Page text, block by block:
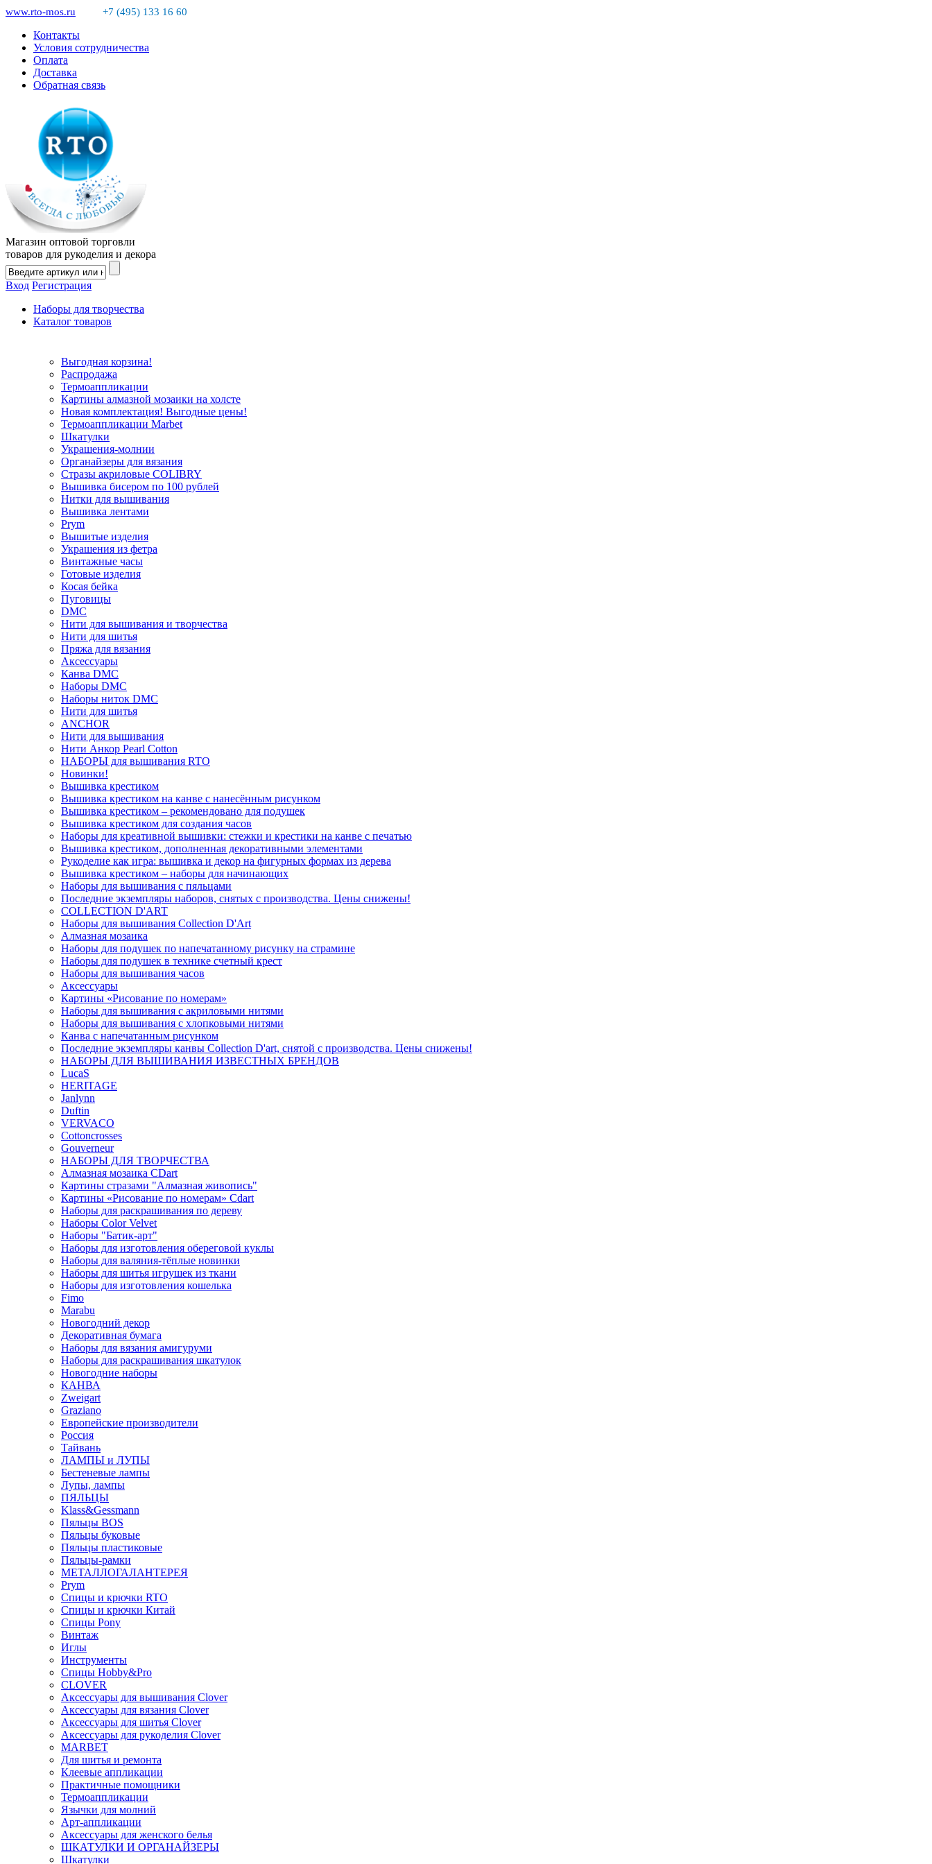
www.rto-mos.ru +7 (495) 133 16 60
Контакты
Условия сотрудничества
Оплата
Доставка
Обратная связь
Магазин оптовой торговли
товаров для рукоделия и декора
Вход Регистрация
Наборы для творчества
Каталог товаров
Выгодная корзина!
Распродажа
Термоаппликации
Картины алмазной мозаики на холсте
Новая комплектация! Выгодные цены!
Термоаппликации Marbet
Шкатулки
Украшения-молнии
Органайзеры для вязания
Стразы акриловые COLIBRY
Вышивка бисером по 100 рублей
Нитки для вышивания
Вышивка лентами
Prym
Вышитые изделия
Украшения из фетра
Винтажные часы
Готовые изделия
Косая бейка
Пуговицы
DMC
Нити для вышивания и творчества
Нити для шитья
Пряжа для вязания
Аксессуары
Канва DMC
Наборы DMC
Наборы ниток DMC
Нити для шитья
ANCHOR
Нити для вышивания
Нити Анкор Pearl Cotton
НАБОРЫ для вышивания RTO
Новинки!
Вышивка крестиком
Вышивка крестиком на канве с нанесённым рисунком
Вышивка крестиком – рекомендовано для подушек
Вышивка крестиком для создания часов
Наборы для креативной вышивки: стежки и крестики на канве с печатью
Вышивка крестиком, дополненная декоративными элементами
Рукоделие как игра: вышивка и декор на фигурных формах из дерева
Вышивка крестиком – наборы для начинающих
Наборы для вышивания с пяльцами
Последние экземпляры наборов, снятых с производства. Цены снижены!
COLLECTION D'ART
Наборы для вышивания Collection D'Art
Алмазная мозаика
Наборы для подушек по напечатанному рисунку на страмине
Наборы для подушек в технике счетный крест
Наборы для вышивания часов
Аксессуары
Картины «Рисование по номерам»
Наборы для вышивания с акриловыми нитями
Наборы для вышивания с хлопковыми нитями
Канва с напечатанным рисунком
Последние экземпляры канвы Collection D'art, снятой с производства. Цены снижены!
НАБОРЫ ДЛЯ ВЫШИВАНИЯ ИЗВЕСТНЫХ БРЕНДОВ
LucaS
HERITAGE
Janlynn
Duftin
VERVACO
Cottoncrosses
Gouverneur
НАБОРЫ ДЛЯ ТВОРЧЕСТВА
Алмазная мозаика CDart
Картины стразами "Алмазная живопись"
Картины «Рисование по номерам» Сdart
Наборы для раскрашивания по дереву
Наборы Сolor Velvet
Наборы "Батик-арт"
Наборы для изготовления обереговой куклы
Наборы для валяния-тёплые новинки
Наборы для шитья игрушек из ткани
Наборы для изготовления кошелька
Fimo
Marabu
Новогодний декор
Декоративная бумага
Наборы для вязания амигуруми
Наборы для раскрашивания шкатулок
Новогодние наборы
КАНВА
Zweigart
Graziano
Европейские производители
Россия
Тайвань
ЛАМПЫ и ЛУПЫ
Бестеневые лампы
Лупы, лампы
ПЯЛЬЦЫ
Klass&Gessmann
Пяльцы BOS
Пяльцы буковые
Пяльцы пластиковые
Пяльцы-рамки
МЕТАЛЛОГАЛАНТЕРЕЯ
Prym
Спицы и крючки RTO
Спицы и крючки Китай
Спицы Pony
Винтаж
Иглы
Инструменты
Спицы Hobby&Pro
CLOVER
Аксессуары для вышивания Clover
Аксессуары для вязания Clover
Аксессуары для шитья Clover
Аксессуары для рукоделия Clover
MARBET
Для шитья и ремонта
Клеевые аппликации
Практичные помощники
Термоаппликации
Язычки для молний
Арт-аппликации
Аксессуары для женского белья
ШКАТУЛКИ И ОРГАНАЙЗЕРЫ
Шкатулки